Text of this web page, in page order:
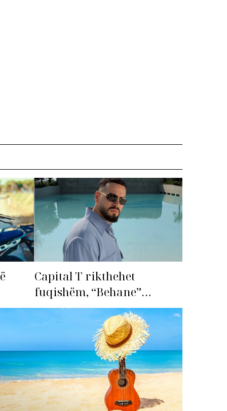
Capital T rikthehet
fuqishëm, “Behane”
premton të bëhet fiksimi i